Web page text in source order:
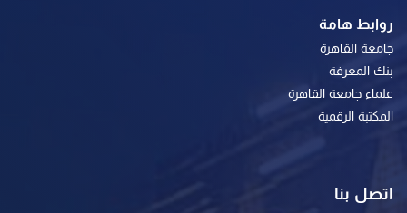
روابط هامة
جامعة القاهرة
بنك المعرفة
علماء جامعة القاهرة
المكتبة الرقمية
اتصل بنا